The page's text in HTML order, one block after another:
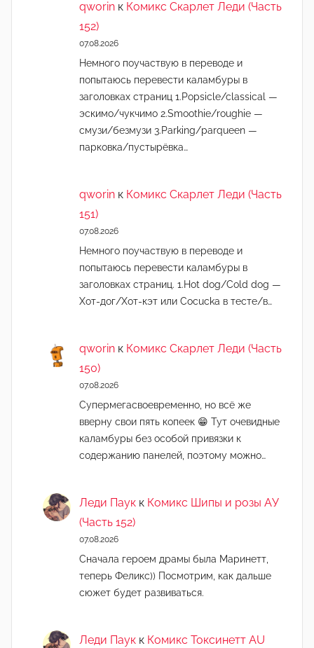
qworin к Комикс Скарлет Леди (Часть
152)
07.08.2026
Немного поучаствую в переводе и
попытаюсь перевести каламбуры в
заголовках страниц 1.Popsicle/classical —
эскимо/чукчимо 2.Smoothie/roughie —
смузи/безмузи 3.Parking/parqueen —
парковка/пустырёвка…
qworin к Комикс Скарлет Леди (Часть
151)
07.08.2026
Немного поучаствую в переводе и
попытаюсь перевести каламбуры в
заголовках страниц. 1.Hot dog/Cold dog —
Хот-дог/Хот-кэт или Cocucka в тесте/в…
qworin к Комикс Скарлет Леди (Часть
150)
07.08.2026
Супермегасвоевременно, но всё же
вверну свои пять копеек 😁 Тут очевидные
каламбуры без особой привязки к
содержанию панелей, поэтому можно…
Леди Паук к Комикс Шипы и розы АУ
(Часть 152)
07.08.2026
Сначала героем драмы была Маринетт,
теперь Феликс)) Посмотрим, как дальше
сюжет будет развиваться.
Леди Паук к Комикс Токсинетт AU